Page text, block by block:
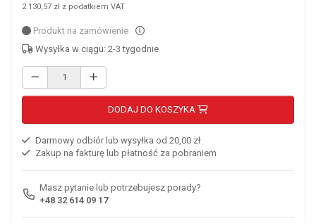
2 130,57 zł z podatkiem VAT
Produkt na zamówienie
Wysyłka w ciągu: 2-3 tygodnie
DODAJ DO KOSZYKA
Darmowy odbiór lub wysyłka od 20,00 zł
Zakup na fakturę lub płatność za pobraniem
Masz pytanie lub potrzebujesz porady?
+48 32 614 09 17